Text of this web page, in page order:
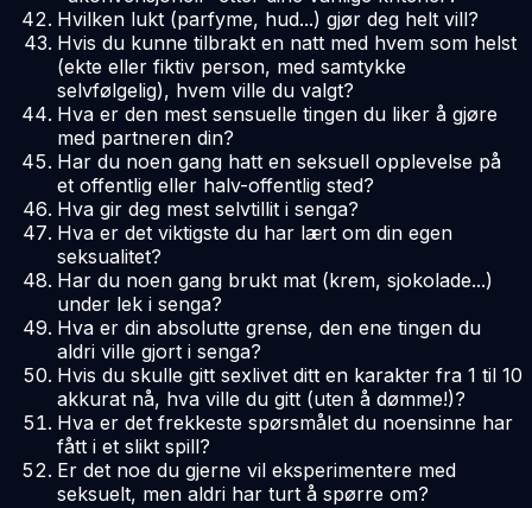
Hvilken lukt (parfyme, hud...) gjør deg helt vill?
Hvis du kunne tilbrakt en natt med hvem som helst
(ekte eller fiktiv person, med samtykke
selvfølgelig), hvem ville du valgt?
Hva er den mest sensuelle tingen du liker å gjøre
med partneren din?
Har du noen gang hatt en seksuell opplevelse på
et offentlig eller halv-offentlig sted?
Hva gir deg mest selvtillit i senga?
Hva er det viktigste du har lært om din egen
seksualitet?
Har du noen gang brukt mat (krem, sjokolade...)
under lek i senga?
Hva er din absolutte grense, den ene tingen du
aldri ville gjort i senga?
Hvis du skulle gitt sexlivet ditt en karakter fra 1 til 10
akkurat nå, hva ville du gitt (uten å dømme!)?
Hva er det frekkeste spørsmålet du noensinne har
fått i et slikt spill?
Er det noe du gjerne vil eksperimentere med
seksuelt, men aldri har turt å spørre om?